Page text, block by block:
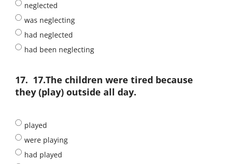
neglected
was neglecting
had neglected
had been neglecting
17. 17.The children were tired because
they (play) outside all day.
played
were playing
had played